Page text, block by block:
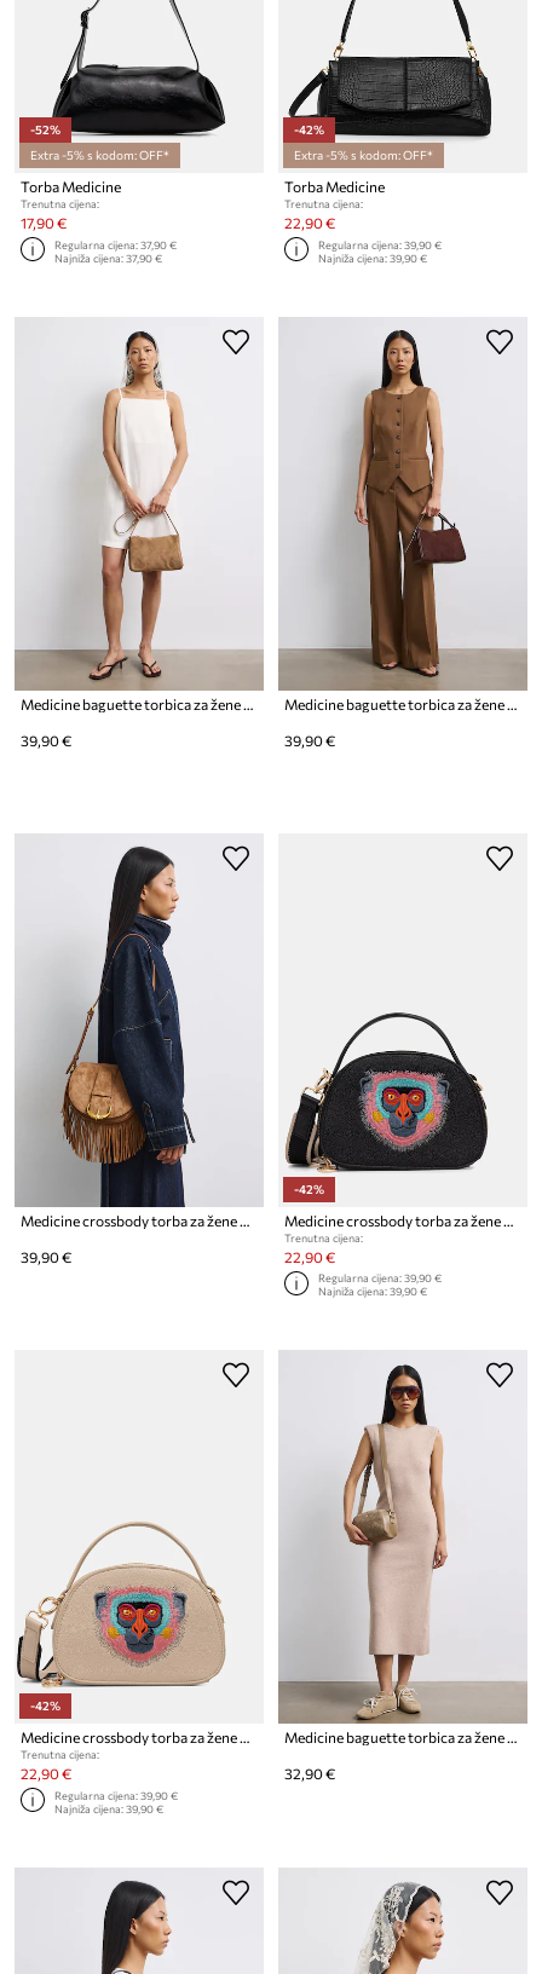
-52%
Extra -5% s kodom: OFF*
Torba Medicine
Trenutna cijena:
17,90 €
Regularna cijena:37,90 €
Najniža cijena:37,90 €
-42%
Extra -5% s kodom: OFF*
Torba Medicine
Trenutna cijena:
22,90 €
Regularna cijena:39,90 €
Najniža cijena:39,90 €
39,90 € 39,90 €
Medicine crossbody torba za žene od imitacije brušene kože
39,90 €
-42%
Medicine crossbody torba za žene od imitacije kože
Trenutna cijena:
22,90 €
Regularna cijena:39,90 €
Najniža cijena:39,90 €
-42%
Medicine crossbody torba za žene od imitacije kože
Trenutna cijena:
22,90 €
Regularna cijena:39,90 €
Najniža cijena:39,90 €
Medicine baguette torbica za žene od imitacije kože
32,90 €